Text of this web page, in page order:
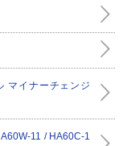
マイナーチェンジ
11 / HA60C-1